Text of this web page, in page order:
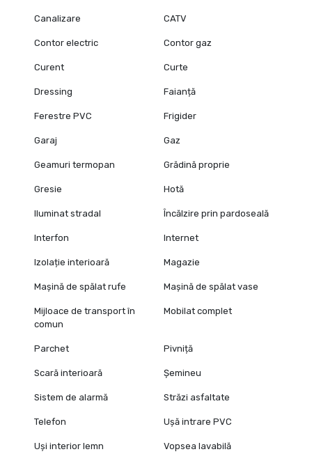
Canalizare CATV
Contor electric Contor gaz
Curent Curte
Dressing Faianță
Ferestre PVC Frigider
Garaj Gaz
Geamuri termopan Grădină proprie
Gresie Hotă
Iluminat stradal Încălzire prin pardoseală
Interfon Internet
Izolație interioară Magazie
Mașină de spălat rufe Mașină de spălat vase
Mijloace de transport în
comun
Mobilat complet
Parchet Pivniță
Scară interioară Șemineu
Sistem de alarmă Străzi asfaltate
Telefon Ușă intrare PVC
Uși interior lemn Vopsea lavabilă